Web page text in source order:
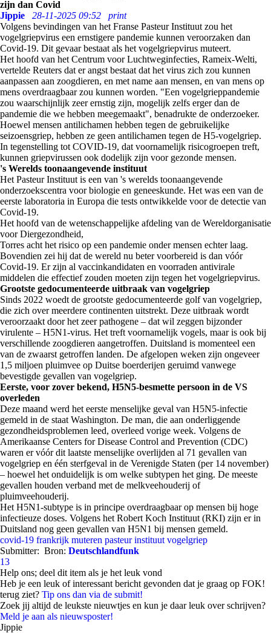
zijn dan Covid
Jippie
28-11-2025 09:52
print
Volgens bevindingen van het Franse Pasteur Instituut zou het
vogelgriepvirus een ernstigere pandemie kunnen veroorzaken dan
Covid-19. Dit gevaar bestaat als het vogelgriepvirus muteert.
Het hoofd van het Centrum voor Luchtweginfecties, Rameix-Welti,
vertelde Reuters dat er angst bestaat dat het virus zich zou kunnen
aanpassen aan zoogdieren, en met name aan mensen, en van mens op
mens overdraagbaar zou kunnen worden. "Een vogelgrieppandemie
zou waarschijnlijk zeer ernstig zijn, mogelijk zelfs erger dan de
pandemie die we hebben meegemaakt", benadrukte de onderzoeker.
Hoewel mensen antilichamen hebben tegen de gebruikelijke
seizoensgriep, hebben ze geen antilichamen tegen de H5-vogelgriep.
In tegenstelling tot COVID-19, dat voornamelijk risicogroepen treft,
kunnen griepvirussen ook dodelijk zijn voor gezonde mensen.
's Werelds toonaangevende instituut
Het Pasteur Instituut is een van 's werelds toonaangevende
onderzoekscentra voor biologie en geneeskunde. Het was een van de
eerste laboratoria in Europa die tests ontwikkelde voor de detectie van
Covid-19.
Het hoofd van de wetenschappelijke afdeling van de Wereldorganisatie
voor Diergezondheid,
Torres acht het risico op een pandemie onder mensen echter laag.
Bovendien zei hij dat de wereld nu beter voorbereid is dan vóór
Covid-19. Er zijn al vaccinkandidaten en voorraden antivirale
middelen die effectief zouden moeten zijn tegen het vogelgriepvirus.
Grootste gedocumenteerde uitbraak van vogelgriep
Sinds 2022 woedt de grootste gedocumenteerde golf van vogelgriep,
die zich over meerdere continenten uitstrekt. Deze uitbraak wordt
veroorzaakt door het zeer pathogene – dat wil zeggen bijzonder
virulente – H5N1-virus. Het treft voornamelijk vogels, maar is ook bij
verschillende zoogdieren aangetroffen. Duitsland is momenteel een
van de zwaarst getroffen landen. De afgelopen weken zijn ongeveer
1,5 miljoen pluimvee op Duitse boerderijen geruimd vanwege
bevestigde gevallen van vogelgriep.
Eerste, voor zover bekend, H5N5-besmette persoon in de VS
overleden
Deze maand werd het eerste menselijke geval van H5N5-infectie
gemeld in de staat Washington. De man, die aan onderliggende
gezondheidsproblemen leed, overleed vorige week. Volgens de
Amerikaanse Centers for Disease Control and Prevention (CDC)
waren er vóór dit laatste menselijke overlijden al 71 gevallen van
vogelgriep en één sterfgeval in de Verenigde Staten (per 14 november)
– hoewel het onduidelijk is om welke subtypen het ging. De meeste
gevallen houden verband met de melkveehouderij of
pluimveehouderij.
Het H5N1-subtype is in principe overdraagbaar op mensen bij hoge
infectieuze doses. Volgens het Robert Koch Instituut (RKI) zijn er in
Duitsland nog geen gevallen van H5N1 bij mensen gemeld.
covid-19 frankrijk muteren pasteur instituut vogelgriep
Submitter: Bron: Deutschlandfunk
13
Help ons; deel dit item als je het leuk vond
Heb je een leuk of interessant bericht gevonden dat je graag op FOK!
terug ziet? Tip ons dan via de submit!
Zoek jij altijd de leukste nieuwtjes en kun je daar leuk over schrijven?
Meld je aan als nieuwsposter!
Jippie